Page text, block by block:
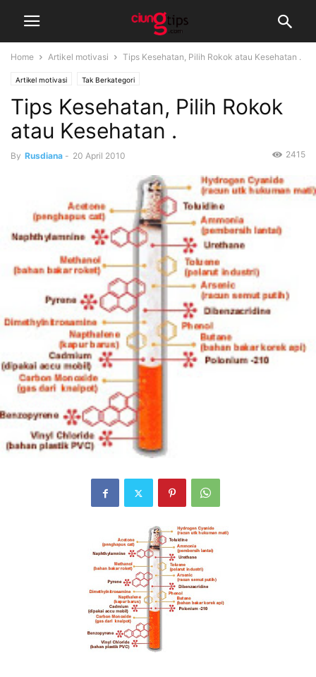
Home Artikel motivasi Tips Kesehatan, Pilih Rokok atau Kesehatan .
Artikel motivasi Tak Berkategori
Tips Kesehatan, Pilih Rokok
atau Kesehatan .
By Rusdiana - 20 April 2010 2415